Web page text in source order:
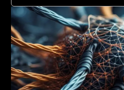
Heading 2
Heading 3
Heading 4
Heading 5